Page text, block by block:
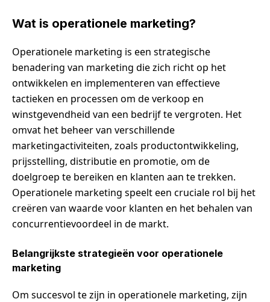
Wat is operationele marketing?
Operationele marketing is een strategische
benadering van marketing die zich richt op het
ontwikkelen en implementeren van effectieve
tactieken en processen om de verkoop en
winstgevendheid van een bedrijf te vergroten. Het
omvat het beheer van verschillende
marketingactiviteiten, zoals productontwikkeling,
prijsstelling, distributie en promotie, om de
doelgroep te bereiken en klanten aan te trekken.
Operationele marketing speelt een cruciale rol bij het
creëren van waarde voor klanten en het behalen van
concurrentievoordeel in de markt.
Belangrijkste strategieën voor operationele
marketing
Om succesvol te zijn in operationele marketing, zijn